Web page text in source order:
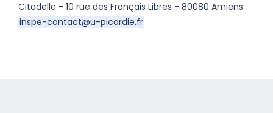
Citadelle - 10 rue des Français Libres - 80080 Amiens
inspe-contact@u-picardie.fr